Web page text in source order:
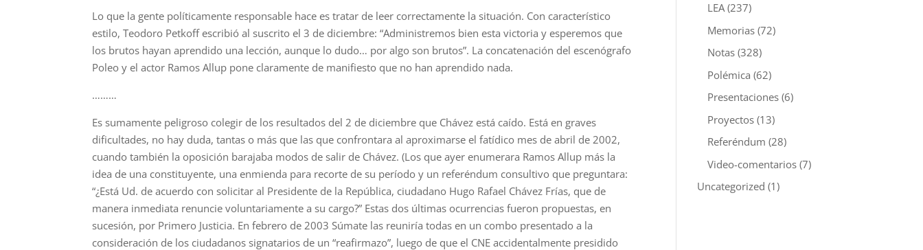
Lo que la gente políticamente responsable hace es tratar de leer correctamente la situación. Con característico
estilo, Teodoro Petkoff escribió al suscrito el 3 de diciembre: “Administremos bien esta victoria y esperemos que
los brutos hayan aprendido una lección, aunque lo dudo… por algo son brutos”. La concatenación del escenógrafo
Poleo y el actor Ramos Allup pone claramente de manifiesto que no han aprendido nada.
………
Es sumamente peligroso colegir de los resultados del 2 de diciembre que Chávez está caído. Está en graves
dificultades, no hay duda, tantas o más que las que confrontara al aproximarse el fatídico mes de abril de 2002,
cuando también la oposición barajaba modos de salir de Chávez. (Los que ayer enumerara Ramos Allup más la
idea de una constituyente, una enmienda para recorte de su período y un referéndum consultivo que preguntara:
“¿Está Ud. de acuerdo con solicitar al Presidente de la República, ciudadano Hugo Rafael Chávez Frías, que de
manera inmediata renuncie voluntariamente a su cargo?” Estas dos últimas ocurrencias fueron propuestas, en
sucesión, por Primero Justicia. En febrero de 2003 Súmate las reuniría todas en un combo presentado a la
consideración de los ciudadanos signatarios de un “reafirmazo”, luego de que el CNE accidentalmente presidido
LEA(237)
Memorias (72)
Notas (328)
Polémica (62)
Presentaciones (6)
Proyectos (13)
Referéndum (28)
Video-comentarios (7)
Uncategorized (1)